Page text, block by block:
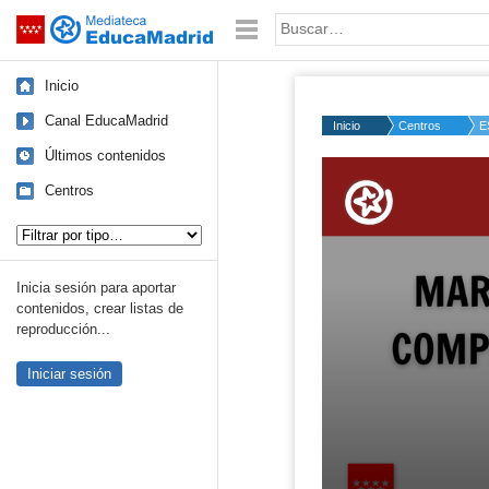
Saltar navegación Palabra o frase:
Inicio
Canal EducaMadrid
Últimos contenidos
Centros
Inicia sesión para aportar
contenidos, crear listas de
reproducción...
Iniciar sesión
Inicio Centros
50%